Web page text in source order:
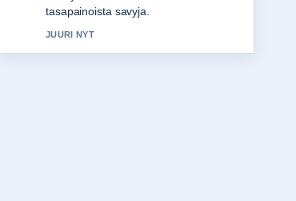
tasalla.
3 MIN SITTEN